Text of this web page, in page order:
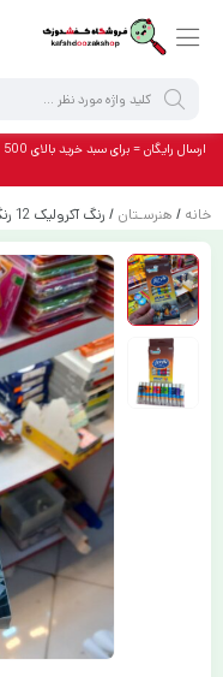
خانه / هنرسـتان / رنگ آکرولیک 12 رنگ Vneeds